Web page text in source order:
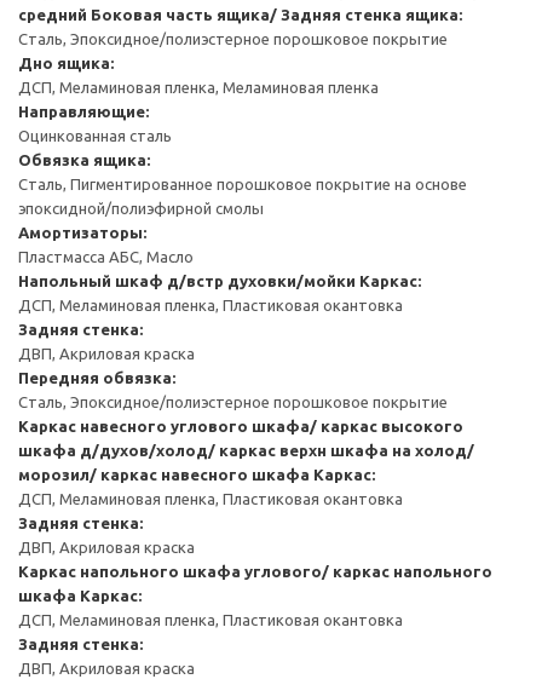
средний Боковая часть ящика/ Задняя стенка ящика:
Сталь, Эпоксидное/полиэстерное порошковое покрытие
Дно ящика:
ДСП, Меламиновая пленка, Меламиновая пленка
Направляющие:
Оцинкованная сталь
Обвязка ящика:
Сталь, Пигментированное порошковое покрытие на основе
эпоксидной/полиэфирной смолы
Амортизаторы:
Пластмасса АБС, Масло
Напольный шкаф д/встр духовки/мойки Каркас:
ДСП, Меламиновая пленка, Пластиковая окантовка
Задняя стенка:
ДВП, Акриловая краска
Передняя обвязка:
Сталь, Эпоксидное/полиэстерное порошковое покрытие
Каркас навесного углового шкафа/ каркас высокого
шкафа д/духов/холод/ каркас верхн шкафа на холод/
морозил/ каркас навесного шкафа Каркас:
ДСП, Меламиновая пленка, Пластиковая окантовка
Задняя стенка:
ДВП, Акриловая краска
Каркас напольного шкафа углового/ каркас напольного
шкафа Каркас:
ДСП, Меламиновая пленка, Пластиковая окантовка
Задняя стенка:
ДВП, Акриловая краска